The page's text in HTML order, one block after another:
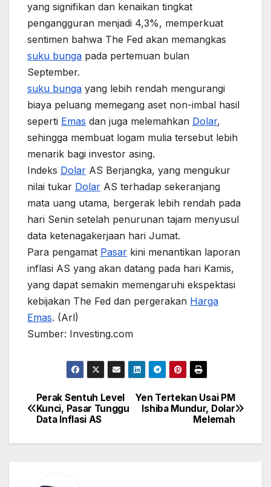
yang signifikan dan kenaikan tingkat
pengangguran menjadi 4,3%, memperkuat
sentimen bahwa The Fed akan memangkas
suku bunga pada pertemuan bulan
September.
suku bunga yang lebih rendah mengurangi
biaya peluang memegang aset non-imbal hasil
seperti Emas dan juga melemahkan Dolar,
sehingga membuat logam mulia tersebut lebih
menarik bagi investor asing.
Indeks Dolar AS Berjangka, yang mengukur
nilai tukar Dolar AS terhadap sekeranjang
mata uang utama, bergerak lebih rendah pada
hari Senin setelah penurunan tajam menyusul
data ketenagakerjaan hari Jumat.
Para pengamat Pasar kini menantikan laporan
inflasi AS yang akan datang pada hari Kamis,
yang dapat semakin memengaruhi ekspektasi
kebijakan The Fed dan pergerakan Harga
Emas. (Arl)
Sumber: Investing.com
Post
navigation
Yen Tertekan Usai PM
Ishiba Mundur, Dolar
Melemah
Perak Sentuh Level
Kunci, Pasar Tunggu
Data Inflasi AS